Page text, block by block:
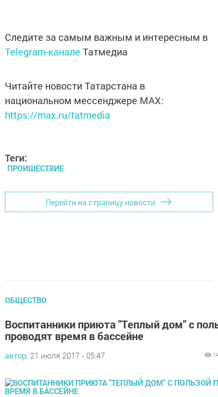
Следите за самым важным и интересным в
Telegram-канале Татмедиа
Читайте новости Татарстана в
национальном мессенджере MАХ:
https://max.ru/tatmedia
Теги:
ПРОИШЕСТВИЕ
Перейти на страницу новости
ОБЩЕСТВО
Воспитанники приюта "Теплый дом" с
проводят время в бассейне
автор, 21 июля 2017 - 05:47